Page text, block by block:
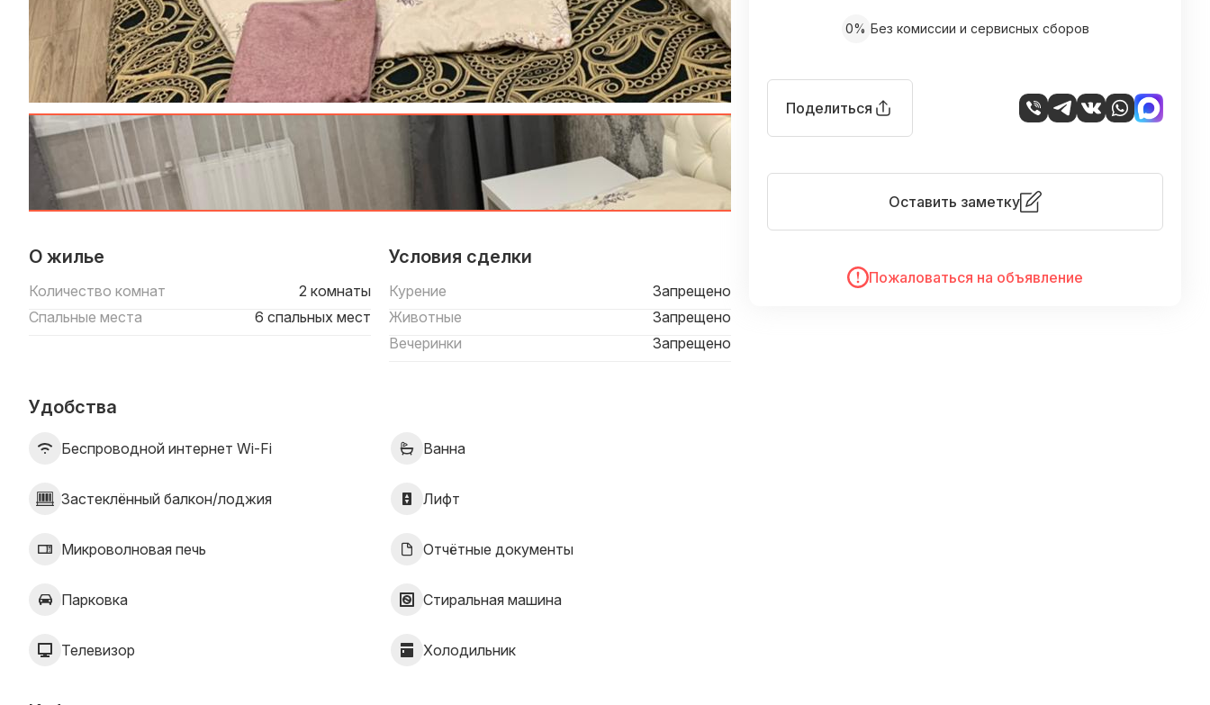
О жилье
Количество комнат
2 комнаты
Спальные места
6 спальных мест
Условия сделки
Курение
Запрещено
Животные
Запрещено
Вечеринки
Запрещено
Удобства
Беспроводной интернет Wi-Fi Ванна
Застеклённый балкон/лоджия Лифт
Микроволновая печь Отчётные документы
Парковка Стиральная машина
Телевизор Холодильник
0% Без комиссии и сервисных сборов
Поделиться
Оставить заметку
Пожаловаться на объявление